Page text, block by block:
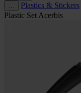
Plastics & Stickers
Plastic Set Acerbis